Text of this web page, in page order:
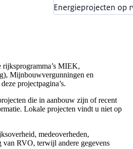
Energieprojecten op
rijksprogramma’s MIEK,
Mijnbouwvergunningen en
projectpagina’s.
die in aanbouw zijn of recent
Lokale projecten vindt u niet op
medeoverheden,
van RVO, terwijl andere gegevens